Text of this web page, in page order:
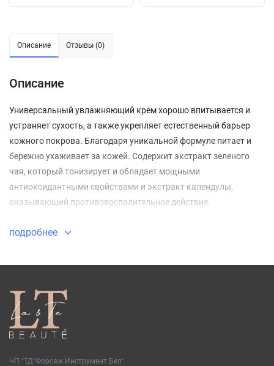
Описание Отзывы (0)
Описание
Универсальный увлажняющий крем хорошо впитывается и
устраняет сухость, а также укрепляет естественный барьер
кожного покрова. Благодаря уникальной формуле питает и
бережно ухаживает за кожей. Содержит экстракт зеленого
чая, который тонизирует и обладает мощными
антиоксидантными свойствами и экстракт календулы,
оказывающий противовоспалительное действие.
подробнее
ЧП "ТД"Форсаж Инструмент Бел"